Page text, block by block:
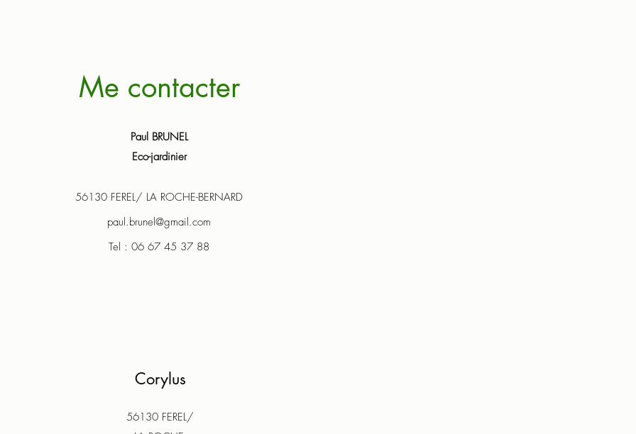
Me contacter
Paul BRUNEL
Eco-jardinier
56130 FEREL/ LA ROCHE-BERNARD
paul.brunel@gmail.com
Tel : 06 67 45 37 88
Corylus
56130 FEREL/